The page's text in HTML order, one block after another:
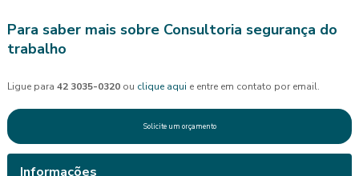
Para saber mais sobre Consultoria segurança do
trabalho
Ligue para 42 3035-0320 ou clique aqui e entre em contato por email.
Solicite um orçamento
Informações